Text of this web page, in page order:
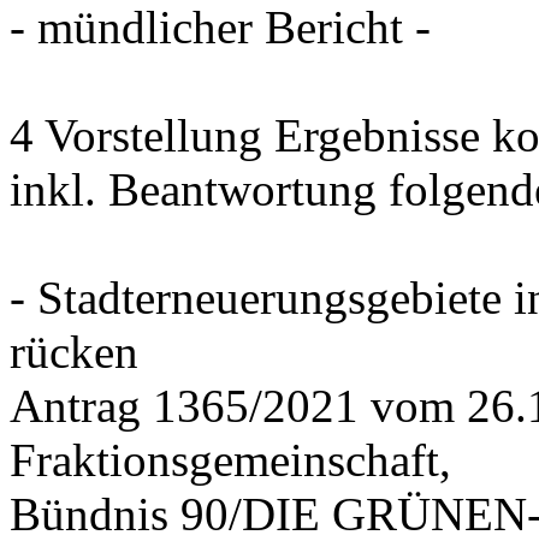
- mündlicher Bericht -
4 Vorstellung Ergebnisse
inkl. Beantwortung
- Stadterneuerungsgebiete
rücken
Antrag 1365/2021 vom
Fraktionsgemeinschaft,
Bündnis 90/DIE